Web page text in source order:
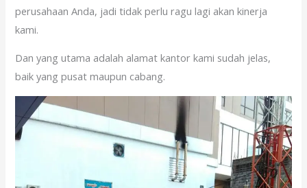
perusahaan Anda, jadi tidak perlu ragu lagi akan kinerja
kami.
Dan yang utama adalah alamat kantor kami sudah jelas,
baik yang pusat maupun cabang.